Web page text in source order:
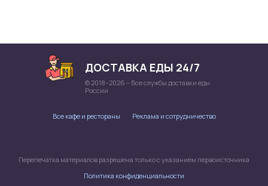
ДОСТАВКА ЕДЫ 24/7
© 2018–2026 – Все службы доставки еды
России
Все кафе и рестораны Реклама и сотрудничество
Перепечатка материалов разрешена только с указанием первоисточника
Политика конфиденциальности